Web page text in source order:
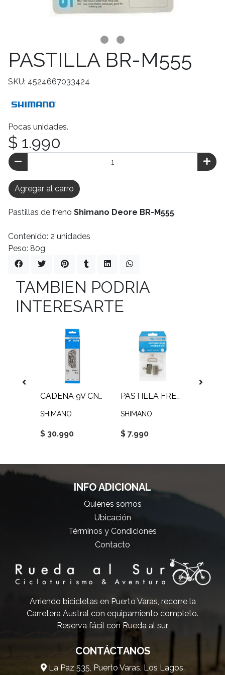
PASTILLA BR-M555
SKU: 4524667033424
Pocas unidades.
$ 1.990
Agregar al carro
Pastillas de freno Shimano Deore BR-M555.
Contenido: 2 unidades
Peso: 80g
TAMBIEN PODRIA
INTERESARTE
CADENA 9V CN-HG93 XT
SHIMANO
$ 30.990
PASTILLA FRENO G03S
SHIMANO
$ 7.990
INFO ADICIONAL
Quiénes somos
Ubicación
Términos y Condiciones
Contacto
Arriendo bicicletas en Puerto Varas, recorre la
Carretera Austral con equipamiento completo.
Reserva fácil con Rueda al sur
CONTÁCTANOS
La Paz 535, Puerto Varas, Los Lagos.